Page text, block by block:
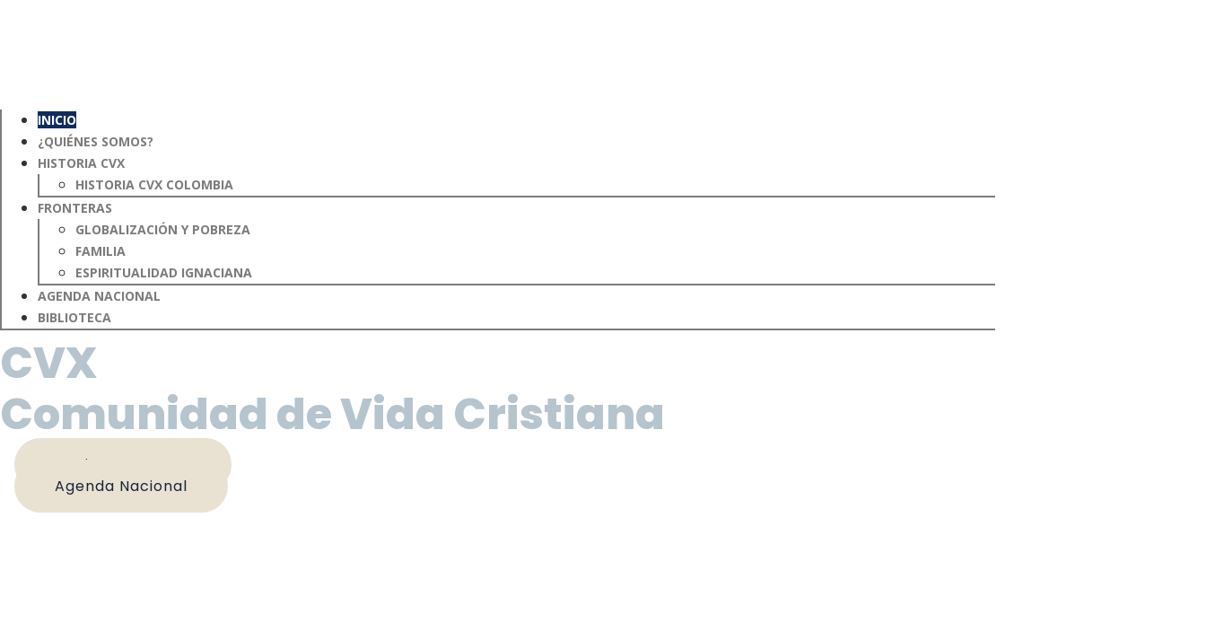
INICIO
¿QUIÉNES SOMOS?
HISTORIA CVX
HISTORIA CVX COLOMBIA
FRONTERAS
GLOBALIZACIÓN Y POBREZA
FAMILIA
ESPIRITUALIDAD IGNACIANA
AGENDA NACIONAL
BIBLIOTECA
CVX
Comunidad de Vida Cristiana
¿Quienes somos?
Agenda Nacional